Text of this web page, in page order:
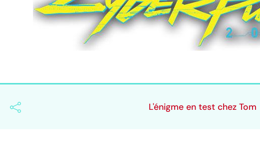
L'énigme en test chez Tom